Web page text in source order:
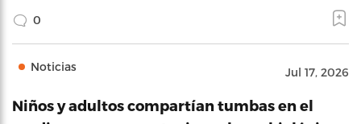
0
Noticias Jul 17, 2026
Niños y adultos compartían tumbas en el